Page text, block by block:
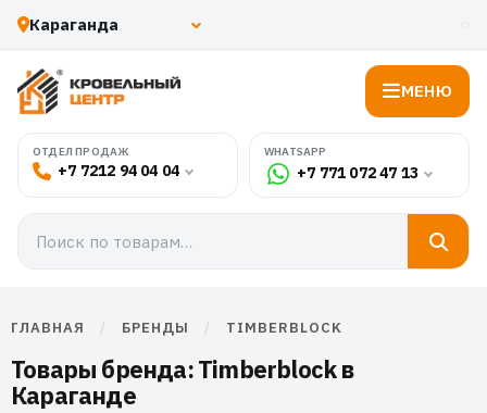
МЕНЮ
ОТДЕЛ ПРОДАЖ
+7 7212 94 04 04
WHATSAPP
+7 771 072 47 13
ГЛАВНАЯ / БРЕНДЫ / TIMBERBLOCK
Товары бренда: Timberblock в
Караганде